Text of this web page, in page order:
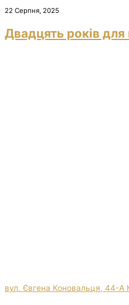
22 Серпня, 2025
Двадцять років для
вул. Євгена Коновальця, 44-А